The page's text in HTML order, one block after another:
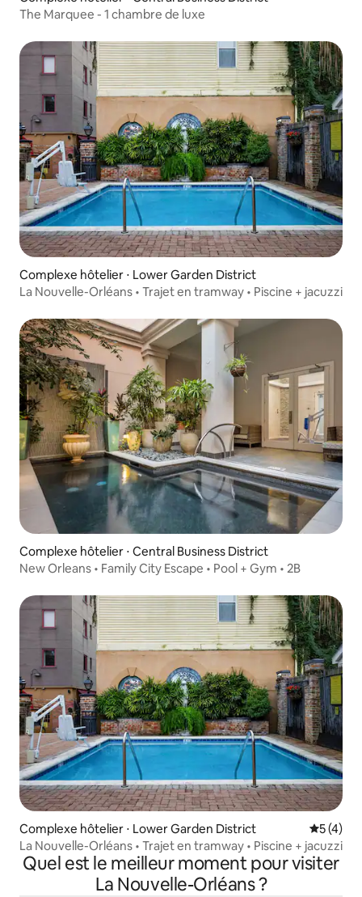
The Marquee - 1 chambre de luxe
Complexe hôtelier ⋅ Lower Garden District
La Nouvelle-Orléans • Trajet en tramway • Piscine + jacuzzi
Complexe hôtelier ⋅ Central Business District
New Orleans • Family City Escape • Pool + Gym • 2B
Complexe hôtelier ⋅ Lower Garden District
5 (4)
La Nouvelle-Orléans • Trajet en tramway • Piscine + jacuzzi
Quel est le meilleur moment pour visiter
La Nouvelle-Orléans ?